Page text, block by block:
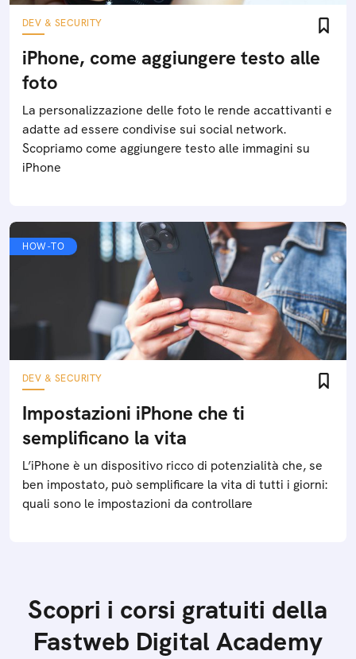
DEV & SECURITY
iPhone, come aggiungere testo alle
foto
La personalizzazione delle foto le rende accattivanti e
adatte ad essere condivise sui social network.
Scopriamo come aggiungere testo alle immagini su
iPhone
HOW-TO
DEV & SECURITY
Impostazioni iPhone che ti
semplificano la vita
L’iPhone è un dispositivo ricco di potenzialità che, se
ben impostato, può semplificare la vita di tutti i giorni:
quali sono le impostazioni da controllare
Scopri i corsi gratuiti della
Fastweb Digital Academy